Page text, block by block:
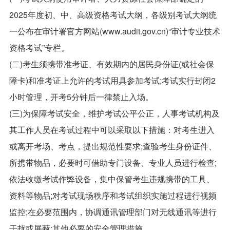
2025年度初、中、高级资格考试大纲，各级别考试大纲统
一公布在审计署官方网站(www.audit.gov.cn)“审计专业技术
资格考试”专栏。
(二)考生须携带准考证、有效期内的居民身份证(或社会保
障卡)和准考证上允许的考试用具参加考试;考试实行封闭2
小时管理，开考5分钟后一律禁止入场。
(三)为保障考试安全，维护考试公平公正，人事考试机构及
其工作人员在考试过程中可以采取以下措施：对考生进入
或离开考场、考点，提出规范性要求;查验考生身份证件、
所携带物品，必要时可借助专门设备、专业人员进行检查;
依法收缴考试作弊设备，集中保管考生违规携带的工具、
资料等物品;对考试现场秩序和考试组织实施过程进行视频
监控;在必要范围内，协调通讯管理部门对无线通讯等进行